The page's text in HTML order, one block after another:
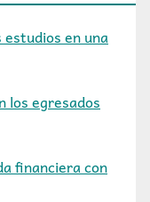
en una
los egresados
financiera con